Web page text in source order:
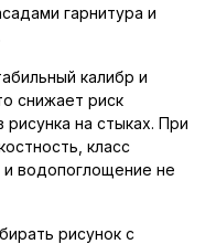
гарнитура и
калибр и
снижает риск
на стыках. При
класс
и водопоглощение не
рисунок с